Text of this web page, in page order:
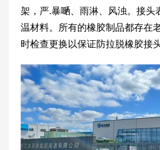
架，严.暴嗮、雨淋、风浊。接头
温材料。所有的橡胶制品都存在
时检查更换以保证防拉脱橡胶接